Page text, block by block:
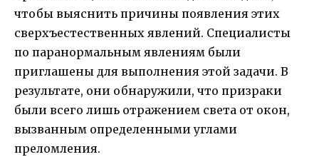
чтобы выяснить причины появления этих
сверхъестественных явлений. Специалисты
по паранормальным явлениям были
приглашены для выполнения этой задачи. В
результате, они обнаружили, что призраки
были всего лишь отражением света от окон,
вызванным определенными углами
преломления.